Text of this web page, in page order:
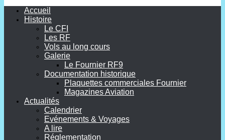
Accueil
Histoire
Le CFI
Les RF
Vols au long cours
Galerie
Le Fournier RF9
Documentation historique
Plaquettes commerciales Fournier
Magazines Aviation
Actualités
Calendrier
Evénements & Voyages
A lire
Réglementation